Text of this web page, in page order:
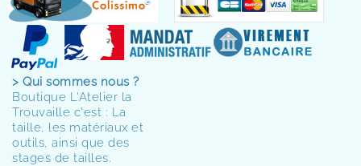
> Qui sommes nous ?
Boutique L'Atelier la
Trouvaille c'est : La
taille, les matériaux et
outils, ainsi que des
stages de tailles.